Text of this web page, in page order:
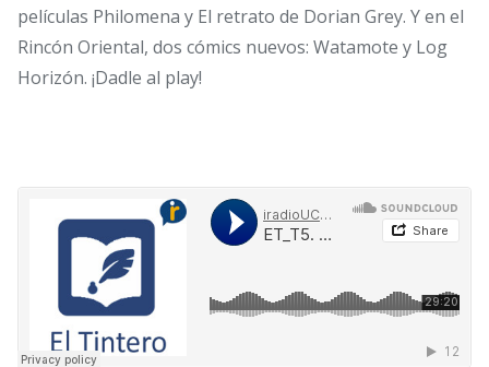
películas Philomena y El retrato de Dorian Grey. Y en el
Rincón Oriental, dos cómics nuevos: Watamote y Log
Horizón. ¡Dadle al play!